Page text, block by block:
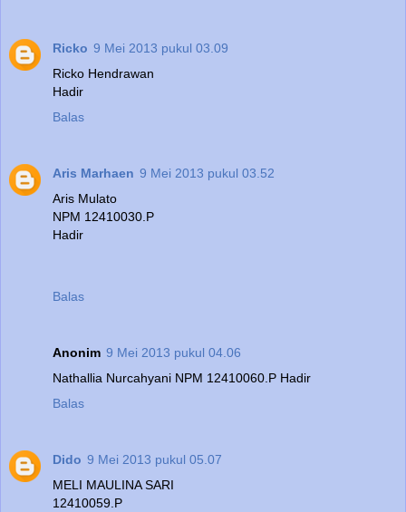
Ricko 9 Mei 2013 pukul 03.09
Ricko Hendrawan
Hadir
Balas
Aris Marhaen 9 Mei 2013 pukul 03.52
Aris Mulato
NPM 12410030.P
Hadir
Balas
Anonim 9 Mei 2013 pukul 04.06
Nathallia Nurcahyani NPM 12410060.P Hadir
Balas
Dido 9 Mei 2013 pukul 05.07
MELI MAULINA SARI
12410059.P